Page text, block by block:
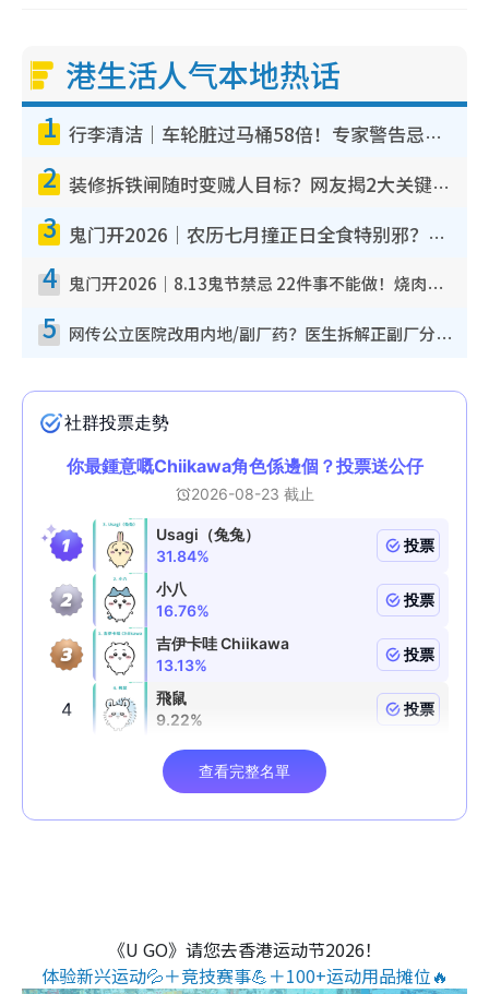
港生活人气本地热话
1 行李清洁｜车轮脏过马桶58倍！专家警告忌用酒精擦 教1招免脏手除菌
2 装修拆铁闸随时变贼人目标？网友揭2大关键用途：装新款等于白装？附新旧铁闸分别
3 鬼门开2026｜农历七月撞正日全食特别邪？专家警告切忌做一事！揭4大禁忌+2招保平安
4 鬼门开2026｜8.13鬼节禁忌 22件事不能做！烧肉、刺身要少食？半夜勿吹口哨/打给个电话
5 网传公立医院改用内地/副厂药？医生拆解正副厂分别，揭4类人换药随时出事
《U GO》请您去香港运动节2026！
体验新兴运动💦＋竞技赛事💪＋100+运动用品摊位🔥